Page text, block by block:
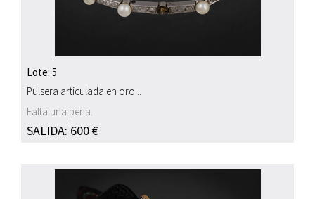
Lote: 5
Pulsera articulada en oro...
Falta una perla.
SALIDA: 600 €